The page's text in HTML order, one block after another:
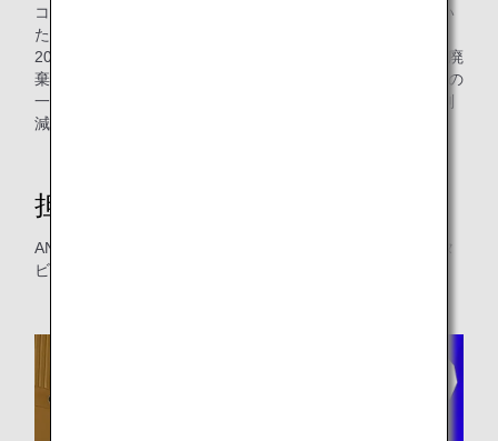
コロナ禍前の2019年度には年間で約600枚ほど廃棄されてい
た客室カーテンですが、客室カーテン再生利用を開始した
2023年7月から2024年4月現在までの10ヶ月間で約100枚の廃
棄量を削減できました。2024年4月からボーイング787型機の
一部のカーテン再生利用が開始となり、より多くの廃棄量削
減が見込まれます。
担当者の想い
ANA整備センターの市川さん、國武さん、新井さんにインタ
ビューしました。